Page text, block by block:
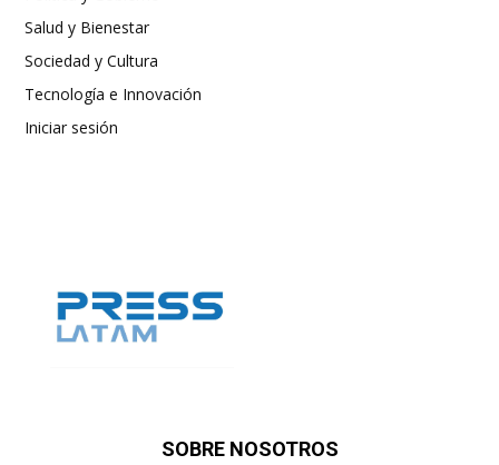
Salud y Bienestar
Sociedad y Cultura
Tecnología e Innovación
Iniciar sesión
SOBRE NOSOTROS